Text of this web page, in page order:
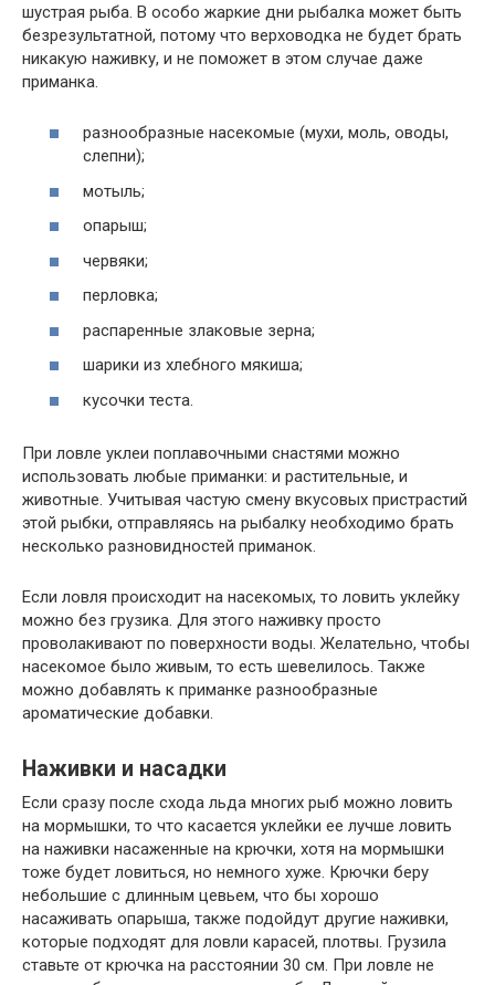
шустрая рыба. В особо жаркие дни рыбалка может быть
безрезультатной, потому что верховодка не будет брать
никакую наживку, и не поможет в этом случае даже
приманка.
разнообразные насекомые (мухи, моль, оводы,
слепни);
мотыль;
опарыш;
червяки;
перловка;
распаренные злаковые зерна;
шарики из хлебного мякиша;
кусочки теста.
При ловле уклеи поплавочными снастями можно
использовать любые приманки: и растительные, и
животные. Учитывая частую смену вкусовых пристрастий
этой рыбки, отправляясь на рыбалку необходимо брать
несколько разновидностей приманок.
Если ловля происходит на насекомых, то ловить уклейку
можно без грузика. Для этого наживку просто
проволакивают по поверхности воды. Желательно, чтобы
насекомое было живым, то есть шевелилось. Также
можно добавлять к приманке разнообразные
ароматические добавки.
Наживки и насадки
Если сразу после схода льда многих рыб можно ловить
на мормышки, то что касается уклейки ее лучше ловить
на наживки насаженные на крючки, хотя на мормышки
тоже будет ловиться, но немного хуже. Крючки беру
небольшие с длинным цевьем, что бы хорошо
насаживать опарыша, также подойдут другие наживки,
которые подходят для ловли карасей, плотвы. Грузила
ставьте от крючка на расстоянии 30 см. При ловле не